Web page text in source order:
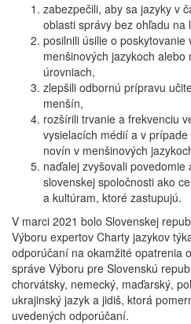
zabezpečili, aby sa jazyky v
oblasti správy bez ohľadu na
posilnili úsilie o poskytovanie
menšinových jazykoch
úrovniach,
zlepšili odbornú prípravu
menšín,
rozšírili trvanie a frekvenciu
vysielacích médií a v
novín v menšinových
naďalej zvyšovali
slovenskej spoločnosti ako
a kultúram, ktoré zastupujú.
V marci 2021 bolo Slovenskej
Výboru expertov Charty jazykov
odporúčaní na okamžité opatrenia
správe Výboru pre Slovenskú
chorvátsky, nemecký, maďarský,
ukrajinský jazyk a jidiš, ktorá
uvedených odporúčaní.